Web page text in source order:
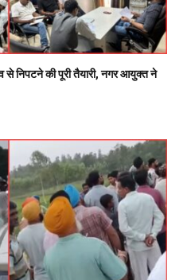
से निपटने की पूरी तैयारी, नगर आयुक्त ने